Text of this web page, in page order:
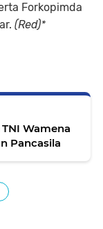
Forkopimda
(Red)*
Wamena
Pancasila